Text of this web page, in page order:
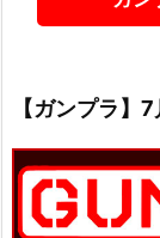
【ガンプラ】